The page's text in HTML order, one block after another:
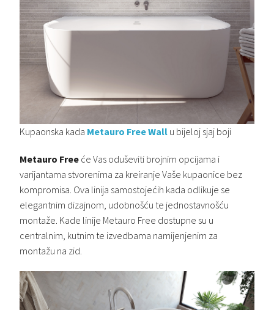
Kupaonska kada Metauro Free Wall u bijeloj sjaj boji
Metauro Free će Vas oduševiti brojnim opcijama i
varijantama stvorenima za kreiranje Vaše kupaonice bez
kompromisa. Ova linija samostojećih kada odlikuje se
elegantnim dizajnom, udobnošću te jednostavnošću
montaže. Kade linije Metauro Free dostupne su u
centralnim, kutnim te izvedbama namijenjenim za
montažu na zid.